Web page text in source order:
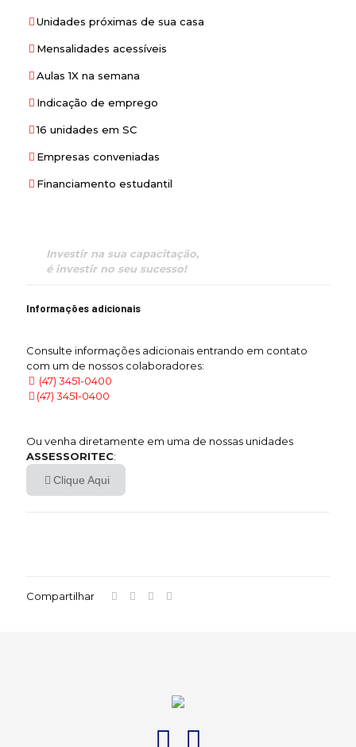
Unidades próximas de sua casa
Mensalidades acessíveis
Aulas 1X na semana
Indicação de emprego
16 unidades em SC
Empresas conveniadas
Financiamento estudantil
Investir na sua capacitação,
é investir no seu sucesso!
Informações adicionais
Consulte informações adicionais entrando em contato
com um de nossos colaboradores:
(47) 3451-0400
(47) 3451-0400
Ou venha diretamente em uma de nossas unidades
ASSESSORITEC:
Clique Aqui
Compartilhar